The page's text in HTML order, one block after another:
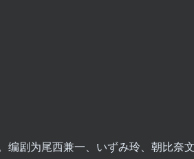
剧为尾西兼一、いずみ玲、朝比奈